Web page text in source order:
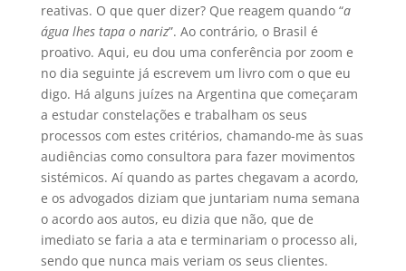
reativas. O que quer dizer? Que reagem quando “a
água lhes tapa o nariz”. Ao contrário, o Brasil é
proativo. Aqui, eu dou uma conferência por zoom e
no dia seguinte já escrevem um livro com o que eu
digo. Há alguns juízes na Argentina que começaram
a estudar constelações e trabalham os seus
processos com estes critérios, chamando-me às suas
audiências como consultora para fazer movimentos
sistémicos. Aí quando as partes chegavam a acordo,
e os advogados diziam que juntariam numa semana
o acordo aos autos, eu dizia que não, que de
imediato se faria a ata e terminariam o processo ali,
sendo que nunca mais veriam os seus clientes.